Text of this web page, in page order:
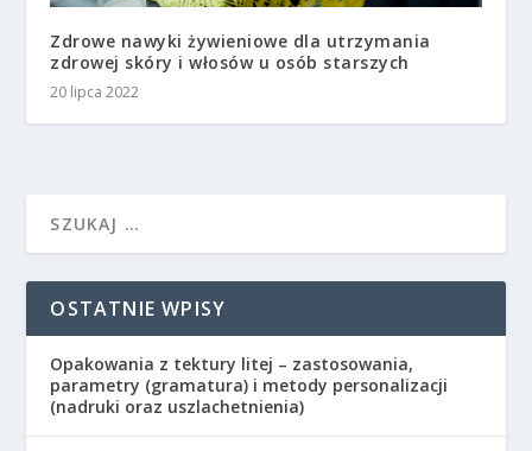
Zdrowe nawyki żywieniowe dla utrzymania
zdrowej skóry i włosów u osób starszych
20 lipca 2022
OSTATNIE WPISY
Opakowania z tektury litej – zastosowania,
parametry (gramatura) i metody personalizacji
(nadruki oraz uszlachetnienia)